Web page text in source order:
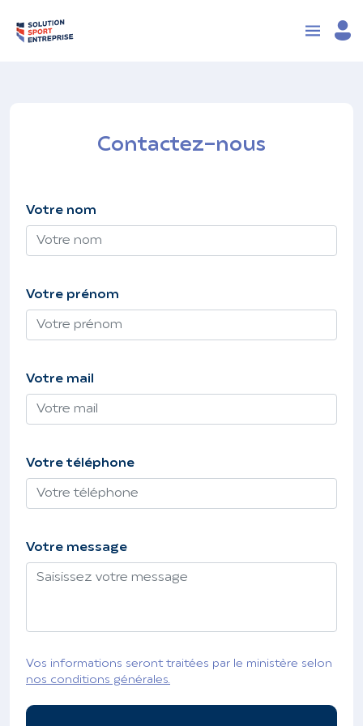
Contactez-nous
Votre nom
Votre prénom
Votre mail
Votre téléphone
Votre message
Vos informations seront traitées par le ministère selon
nos conditions générales.